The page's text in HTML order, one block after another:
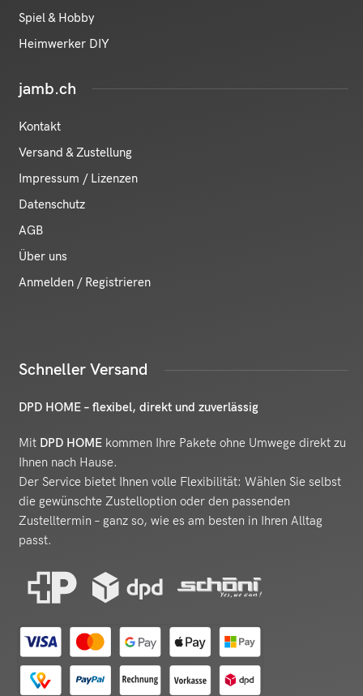
Spiel & Hobby
Heimwerker DIY
jamb.ch
Kontakt
Versand & Zustellung
Impressum / Lizenzen
Datenschutz
AGB
Über uns
Anmelden / Registrieren
Schneller Versand
DPD HOME – flexibel, direkt und zuverlässig
Mit DPD HOME kommen Ihre Pakete ohne Umwege direkt zu
Ihnen nach Hause.
Der Service bietet Ihnen volle Flexibilität: Wählen Sie selbst
die gewünschte Zustelloption oder den passenden
Zustelltermin – ganz so, wie es am besten in Ihren Alltag
passt.